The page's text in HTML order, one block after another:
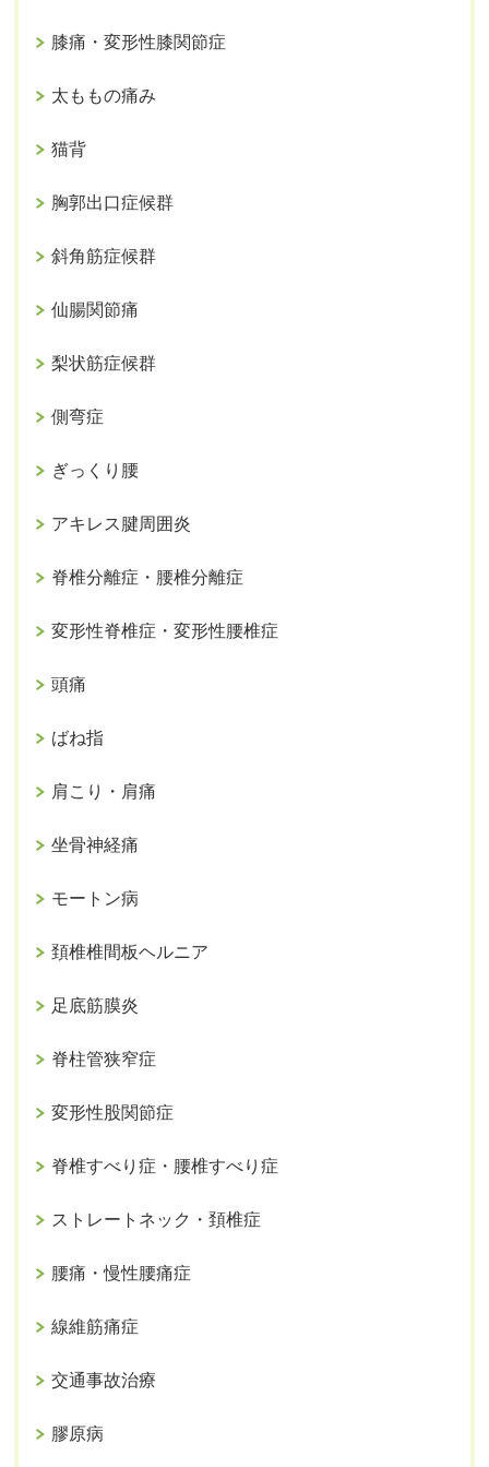
膝痛・変形性膝関節症
太ももの痛み
猫背
胸郭出口症候群
斜角筋症候群
仙腸関節痛
梨状筋症候群
側弯症
ぎっくり腰
アキレス腱周囲炎
脊椎分離症・腰椎分離症
変形性脊椎症・変形性腰椎症
頭痛
ばね指
肩こり・肩痛
坐骨神経痛
モートン病
頚椎椎間板ヘルニア
足底筋膜炎
脊柱管狭窄症
変形性股関節症
脊椎すべり症・腰椎すべり症
ストレートネック・頚椎症
腰痛・慢性腰痛症
線維筋痛症
交通事故治療
膠原病